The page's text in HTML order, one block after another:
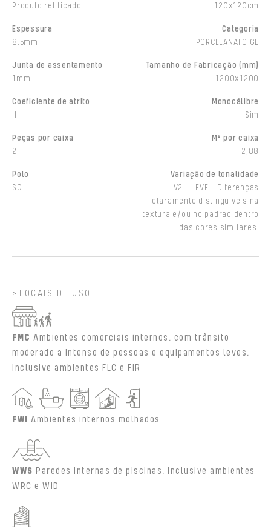
Produto retificado
120x120cm
Espessura
8,5mm
Categoria
PORCELANATO GL
Junta de assentamento
1mm
Tamanho de Fabricação (mm)
1200x1200
Coeficiente de atrito
Monocálibre
Sim
Peças por caixa
2
M² por caixa
2,88
Polo
SC
Variação de tonalidade
V2 - LEVE - Diferenças
claramente distinguíveis na
textura e/ou no padrão dentro
das cores similares.
LOCAIS DE USO
FMC Ambientes comerciais internos, com trânsito
moderado a intenso de pessoas e equipamentos leves,
inclusive ambientes FLC e FIR
FWI Ambientes internos molhados
WWS Paredes internas de piscinas, inclusive ambientes
WRC e WID